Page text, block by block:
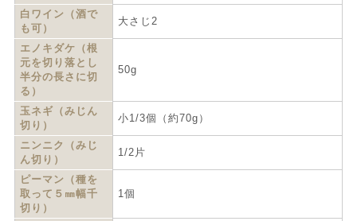
白ワイン（酒で
も可）
大さじ2
エノキダケ（根
元を切り落とし
半分の長さに切
る）
50g
玉ネギ（みじん
切り）
小1/3個（約70g）
ニンニク（みじ
ん切り）
1/2片
ピーマン（種を
取って５㎜幅千
切り）
1個